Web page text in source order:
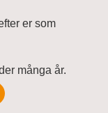
er som
många år.